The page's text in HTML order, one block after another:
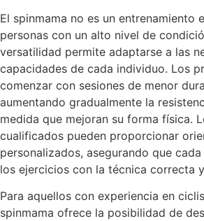
El spinmama no es un entrenamiento
personas con un alto nivel de
versatilidad permite adaptarse a las
capacidades de cada individuo. Los
comenzar con sesiones de menor
aumentando gradualmente la
medida que mejoran su forma física.
cualificados pueden proporcionar
personalizados, asegurando que
los ejercicios con la técnica correcta
Para aquellos con experiencia en
spinmama ofrece la posibilidad de